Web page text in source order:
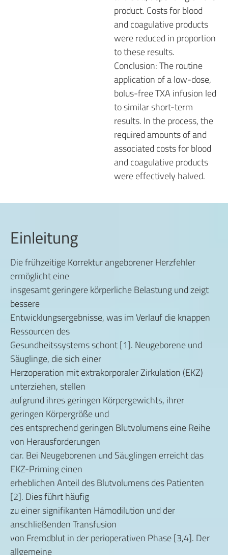
product. Costs for blood
and coagulative products
were reduced in proportion
to these results.
Conclusion: The routine
application of a low-dose,
bolus-free TXA infusion led
to similar short-term
results. In the process, the
required amounts of and
associated costs for blood
and coagulative products
were effectively halved.
Einleitung
Die frühzeitige Korrektur angeborener Herzfehler
ermöglicht eine
insgesamt geringere körperliche Belastung und zeigt
bessere
Entwicklungsergebnisse, was im Verlauf die knappen
Ressourcen des
Gesundheitssystems schont [1]. Neugeborene und
Säuglinge, die sich einer
Herzoperation mit extrakorporaler Zirkulation (EKZ)
unterziehen, stellen
aufgrund ihres geringen Körpergewichts, ihrer
geringen Körpergröße und
des entsprechend geringen Blutvolumens eine Reihe
von Herausforderungen
dar. Bei Neugeborenen und Säuglingen erreicht das
EKZ-Priming einen
erheblichen Anteil des Blutvolumens des Patienten
[2]. Dies führt häufig
zu einer signifikanten Hämodilution und der
anschließenden Transfusion
von Fremdblut in der perioperativen Phase [3,4]. Der
allgemeine